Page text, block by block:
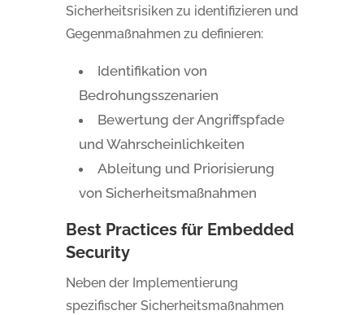
Sicherheitsrisiken zu identifizieren und
Gegenmaßnahmen zu definieren:
Identifikation von
Bedrohungsszenarien
Bewertung der Angriffspfade
und Wahrscheinlichkeiten
Ableitung und Priorisierung
von Sicherheitsmaßnahmen
Best Practices für Embedded
Security
Neben der Implementierung
spezifischer Sicherheitsmaßnahmen